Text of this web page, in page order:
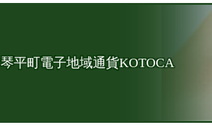
琴平町電子地域通貨KOTOCA